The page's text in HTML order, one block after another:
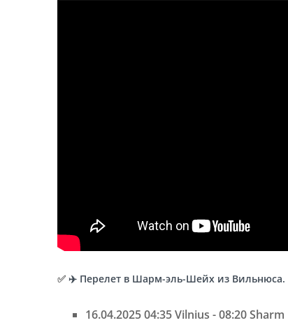
✅ ✈️ Перелет в Шарм-эль-Шейх из Вильнюса.
16.04.2025 04:35 Vilnius - 08:20 Sharm